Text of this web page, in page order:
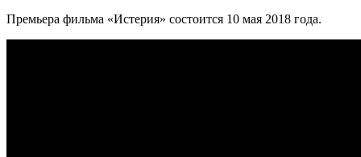
Премьера фильма «Истерия» состоится 10 мая 2018 года.